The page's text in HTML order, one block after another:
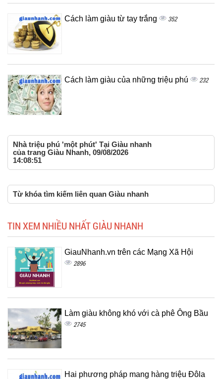
Cách làm giàu từ tay trắng 352
Cách làm giàu của những triệu phú 232
Nhà triệu phú 'một phút' Tại Giàu nhanh
của trang Giàu Nhanh, 09/08/2026
14:08:51
Từ khóa tìm kiếm liên quan Giàu nhanh
TIN XEM NHIỀU NHẤT GIÀU NHANH
GiauNhanh.vn trên các Mạng Xã Hội
2896
Làm giàu không khó với cà phê Ông Bầu
2745
Hai phương pháp mang hàng triệu Đôla